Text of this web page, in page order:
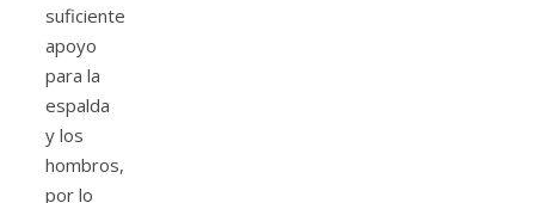
suficiente
apoyo
para la
espalda
y los
hombros,
por lo